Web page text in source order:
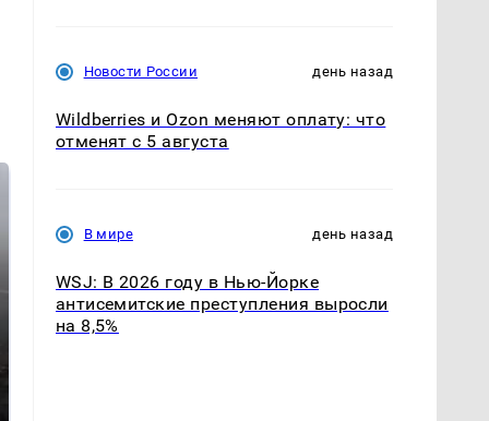
Новости России день назад
Wildberries и Ozon меняют оплату: что
отменят с 5 августа
В мире день назад
WSJ: В 2026 году в Нью-Йорке
антисемитские преступления выросли
на 8,5%